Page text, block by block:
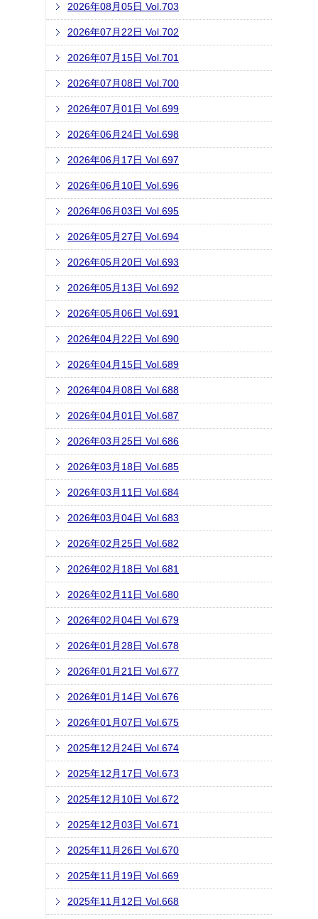
2026年08月05日 Vol.703
2026年07月22日 Vol.702
2026年07月15日 Vol.701
2026年07月08日 Vol.700
2026年07月01日 Vol.699
2026年06月24日 Vol.698
2026年06月17日 Vol.697
2026年06月10日 Vol.696
2026年06月03日 Vol.695
2026年05月27日 Vol.694
2026年05月20日 Vol.693
2026年05月13日 Vol.692
2026年05月06日 Vol.691
2026年04月22日 Vol.690
2026年04月15日 Vol.689
2026年04月08日 Vol.688
2026年04月01日 Vol.687
2026年03月25日 Vol.686
2026年03月18日 Vol.685
2026年03月11日 Vol.684
2026年03月04日 Vol.683
2026年02月25日 Vol.682
2026年02月18日 Vol.681
2026年02月11日 Vol.680
2026年02月04日 Vol.679
2026年01月28日 Vol.678
2026年01月21日 Vol.677
2026年01月14日 Vol.676
2026年01月07日 Vol.675
2025年12月24日 Vol.674
2025年12月17日 Vol.673
2025年12月10日 Vol.672
2025年12月03日 Vol.671
2025年11月26日 Vol.670
2025年11月19日 Vol.669
2025年11月12日 Vol.668